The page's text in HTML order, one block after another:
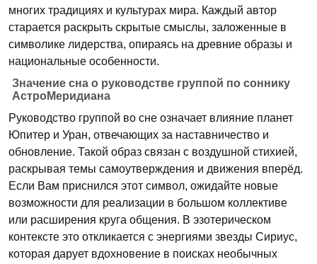
многих традициях и культурах мира. Каждый автор
старается раскрыть скрытые смыслы, заложенные в
символике лидерства, опираясь на древние образы и
национальные особенности.
Значение сна о руководстве группой по соннику
АстроМеридиана
Руководство группой во сне означает влияние планет
Юпитер и Уран, отвечающих за наставничество и
обновление. Такой образ связан с воздушной стихией,
раскрывая темы самоутверждения и движения вперёд.
Если Вам приснился этот символ, ожидайте новые
возможности для реализации в большом коллективе
или расширения круга общения. В эзотерическом
контексте это откликается с энергиями звезды Сириус,
которая дарует вдохновение в поисках необычных